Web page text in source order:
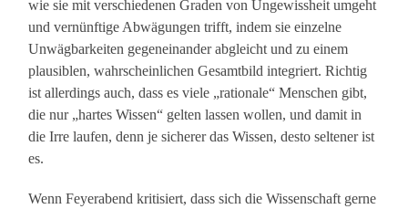
wie sie mit verschiedenen Graden von Ungewissheit umgeht
und vernünftige Abwägungen trifft, indem sie einzelne
Unwägbarkeiten gegeneinander abgleicht und zu einem
plausiblen, wahrscheinlichen Gesamtbild integriert. Richtig
ist allerdings auch, dass es viele „rationale“ Menschen gibt,
die nur „hartes Wissen“ gelten lassen wollen, und damit in
die Irre laufen, denn je sicherer das Wissen, desto seltener ist
es.
Wenn Feyerabend kritisiert, dass sich die Wissenschaft gerne